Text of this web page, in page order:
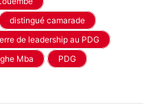
distingué camarade
de leadership au PDG
Mba
PDG